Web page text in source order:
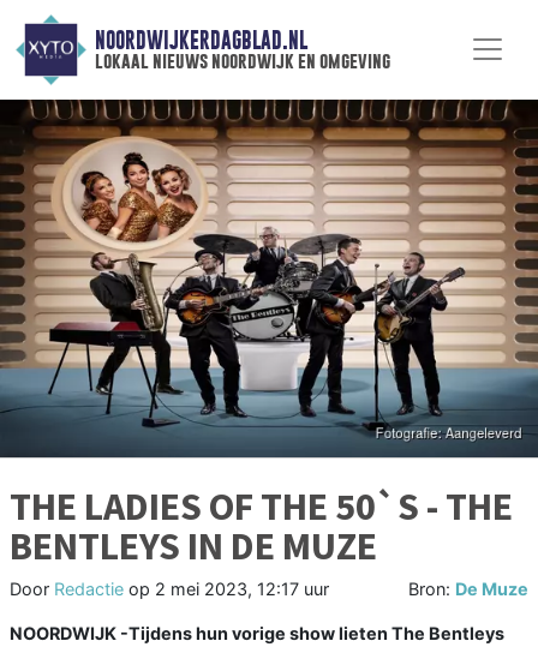
NOORDWIJKERDAGBLAD.NL
lokaal nieuws noordwijk en omgeving
THE LADIES OF THE 50`S - THE
BENTLEYS IN DE MUZE
Door Redactie op 2 mei 2023, 12:17 uur Bron: De Muze
NOORDWIJK -Tijdens hun vorige show lieten The Bentleys